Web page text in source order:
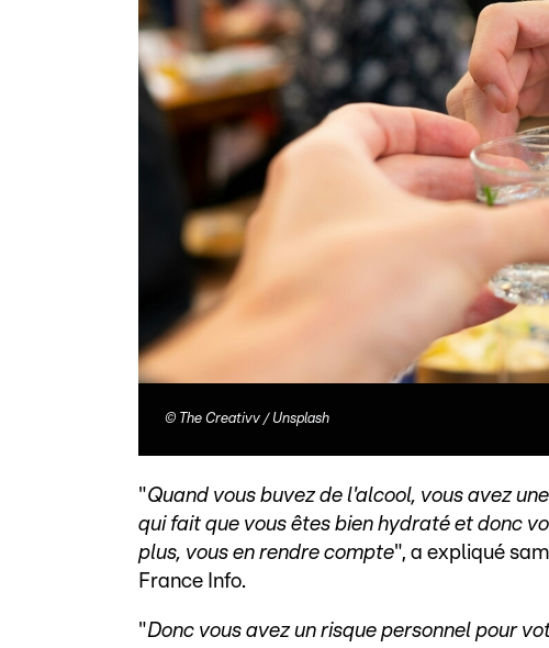
© The Creativv / Unsplash
"Quand vous buvez de l'alcool, vous avez
qui fait que vous êtes bien hydraté et donc
plus, vous en rendre compte", a expliqué
France Info.
"Donc vous avez un risque personnel pour